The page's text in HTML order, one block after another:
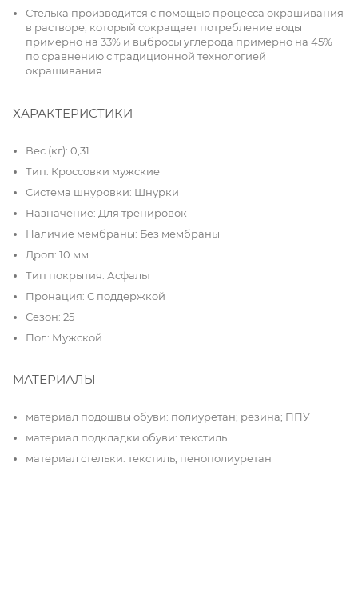
Стелька производится с помощью процесса окрашивания
в растворе, который сокращает потребление воды
примерно на 33% и выбросы углерода примерно на 45%
по сравнению с традиционной технологией
окрашивания.
ХАРАКТЕРИСТИКИ
Вес (кг): 0,31
Тип: Кроссовки мужские
Система шнуровки: Шнурки
Назначение: Для тренировок
Наличие мембраны: Без мембраны
Дроп: 10 мм
Тип покрытия: Асфальт
Пронация: С поддержкой
Сезон: 25
Пол: Мужской
МАТЕРИАЛЫ
материал подошвы обуви: полиуретан; резина; ППУ
материал подкладки обуви: текстиль
материал стельки: текстиль; пенополиуретан